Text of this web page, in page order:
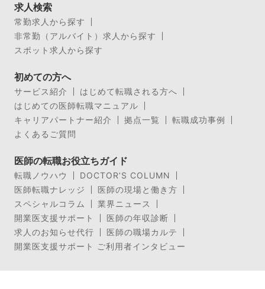
求人検索
常勤求人から探す
非常勤（アルバイト）求人から探す
スポット求人から探す
初めての方へ
サービス紹介
はじめて転職される方へ
はじめての医師転職マニュアル
キャリアパートナー紹介
拠点一覧
転職成功事例
よくあるご質問
医師の転職お役立ちガイド
転職ノウハウ
DOCTOR’S COLUMN
医師転職ナレッジ
医師の現場と働き方
スペシャルコラム
業界ニュース
開業医支援サポート
医師の年収診断
求人のお知らせ代行
医師の職場カルテ
開業医支援サポート ご利用者インタビュー